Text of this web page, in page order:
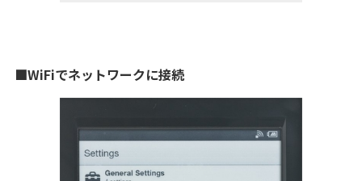
■WiFiでネットワークに接続